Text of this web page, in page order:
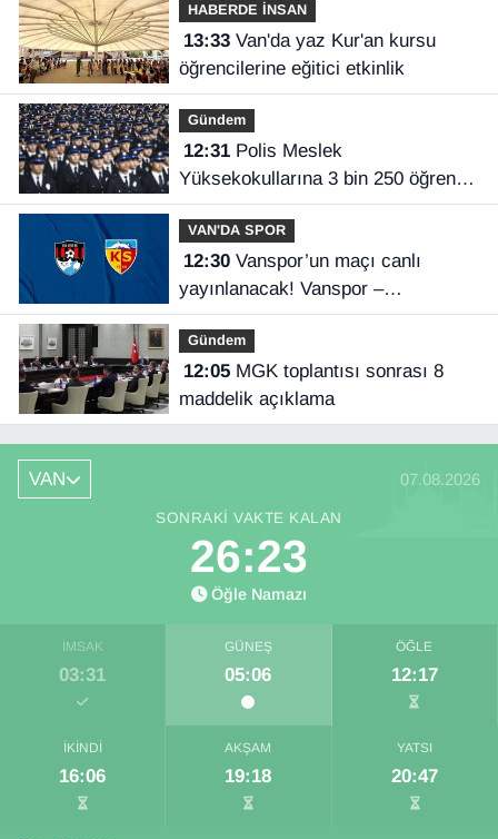
HABERDE İNSAN
13:33Van'da yaz Kur'an kursu
öğrencilerine eğitici etkinlik
Gündem
12:31Polis Meslek
Yüksekokullarına 3 bin 250 öğrenci
alınacak
VAN'DA SPOR
12:30Vanspor’un maçı canlı
yayınlanacak! Vanspor –
Kayserispor maçı hangi kanalda,
saat kaçta?
Gündem
12:05MGK toplantısı sonrası 8
maddelik açıklama
VAN 07.08.2026
SONRAKI VAKTE KALAN
26:23
Öğle Namazı
İMSAK
03:31
GÜNEŞ
05:06
ÖĞLE
12:17
İKINDI
16:06
AKŞAM
19:18
YATSI
20:47